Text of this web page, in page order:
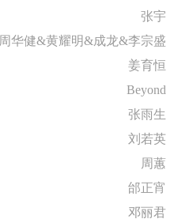
张宇
周华健&黄耀明&成龙&李宗盛
姜育恒
Beyond
张雨生
刘若英
周蕙
邰正宵
邓丽君